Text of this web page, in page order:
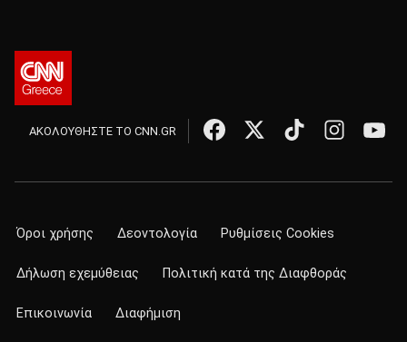
ΑΚΟΛΟΥΘΗΣΤΕ ΤΟ CNN.GR
Όροι χρήσης Δεοντολογία Ρυθμίσεις Cookies
Δήλωση εχεμύθειας Πολιτική κατά της Διαφθοράς
Επικοινωνία Διαφήμιση